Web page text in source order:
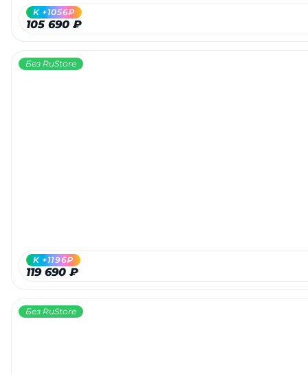
105 690 ₽
K +1056₽
Без RuStore
119 690 ₽
K +1196₽
Без RuStore